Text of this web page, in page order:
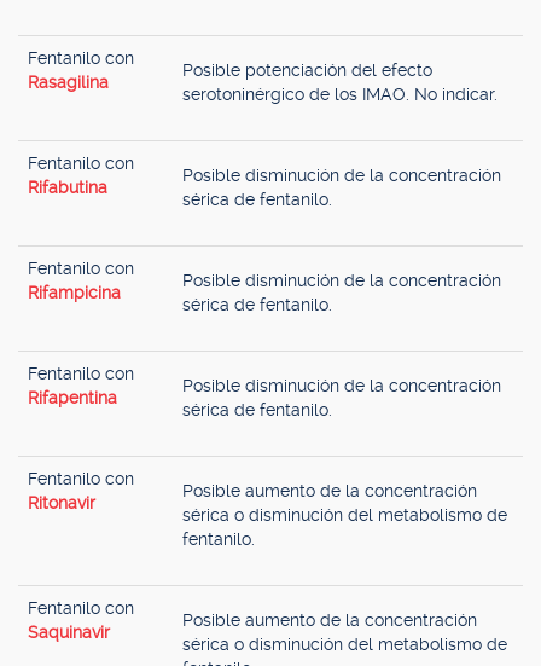
Fentanilo con
Rasagilina
Posible potenciación del efecto
serotoninérgico de los IMAO. No indicar.
Fentanilo con
Rifabutina
Posible disminución de la concentración
sérica de fentanilo.
Fentanilo con
Rifampicina
Posible disminución de la concentración
sérica de fentanilo.
Fentanilo con
Rifapentina
Posible disminución de la concentración
sérica de fentanilo.
Fentanilo con
Ritonavir
Posible aumento de la concentración
sérica o disminución del metabolismo de
fentanilo.
Fentanilo con
Saquinavir
Posible aumento de la concentración
sérica o disminución del metabolismo de